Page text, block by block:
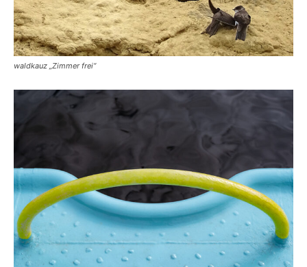
waldkauz „Zimmer frei“